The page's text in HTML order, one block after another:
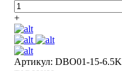
+
Артикул: DBO01-15-6.5K